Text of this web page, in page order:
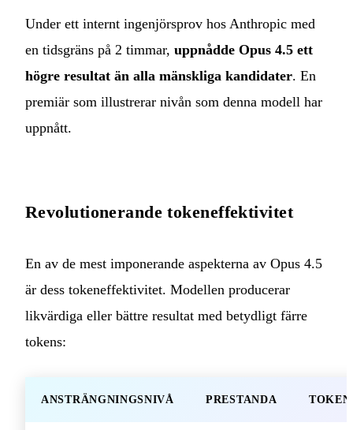
Under ett internt ingenjörsprov hos Anthropic med
en tidsgräns på 2 timmar, uppnådde Opus 4.5 ett
högre resultat än alla mänskliga kandidater. En
premiär som illustrerar nivån som denna modell har
uppnått.
Revolutionerande tokeneffektivitet
En av de mest imponerande aspekterna av Opus 4.5
är dess tokeneffektivitet. Modellen producerar
likvärdiga eller bättre resultat med betydligt färre
tokens:
ANSTRÄNGNINGSNIVÅ PRESTANDA